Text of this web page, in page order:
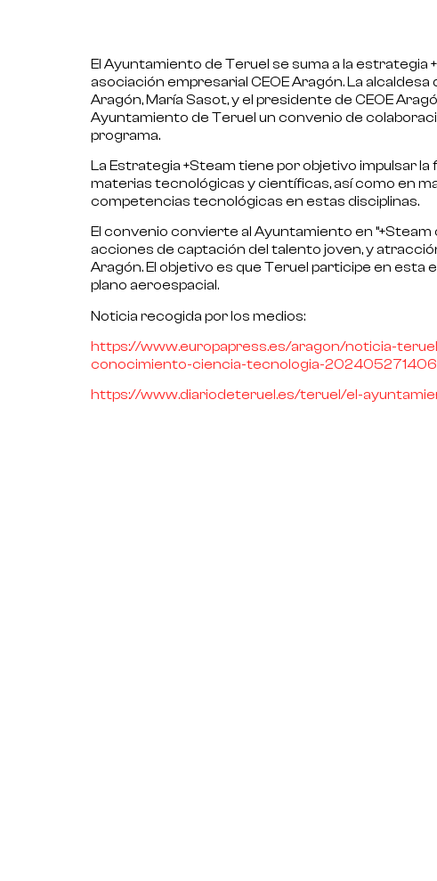
El Ayuntamiento de Teruel se suma a la estrategia
asociación empresarial CEOE Aragón. La alcaldesa
Aragón, María Sasot, y el presidente de CEOE
Ayuntamiento de Teruel un convenio de
programa.
La Estrategia +Steam tiene por objetivo impulsar
materias tecnológicas y científicas, así como en
competencias tecnológicas en estas disciplinas.
El convenio convierte al Ayuntamiento en
acciones de captación del talento joven, y
Aragón. El objetivo es que Teruel participe en
plano aeroespacial.
Noticia recogida por los medios:
https://www.europapress.es/aragon/noticia-
conocimiento-ciencia-tecnologia-
https://www.diariodeteruel.es/teruel/el-